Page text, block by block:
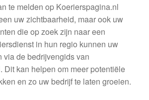
te melden op Koerierspagina.nl
uw zichtbaarheid, maar ook uw
die op zoek zijn naar een
in hun regio kunnen uw
via de bedrijvengids van
Dit kan helpen om meer potentiële
en zo uw bedrijf te laten groeien.